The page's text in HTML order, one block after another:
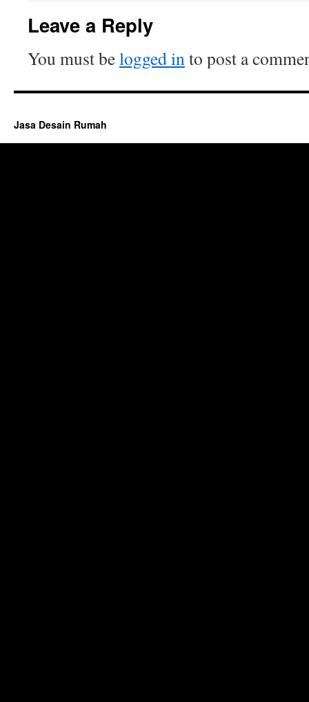
Leave a Reply
You must belogged into post a
Jasa Desain Rumah